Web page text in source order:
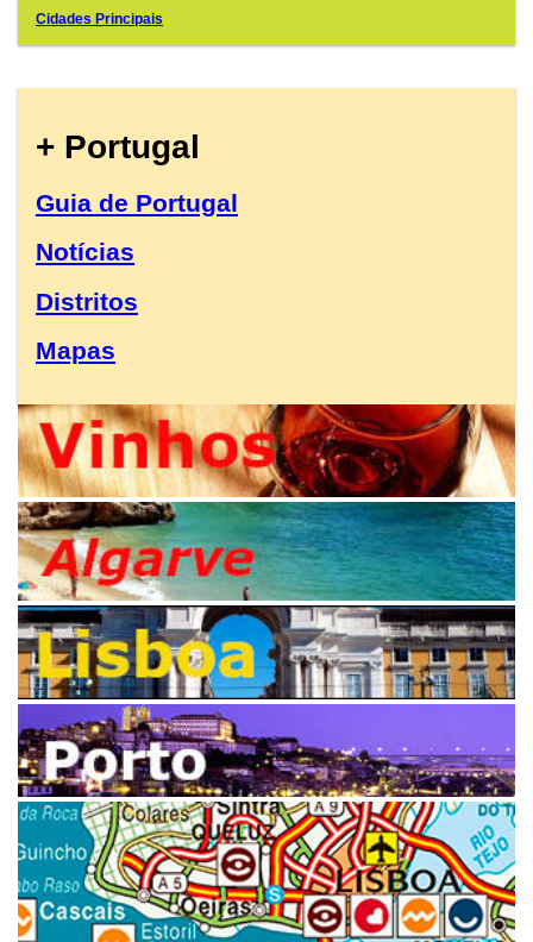
Cidades Principais
+ Portugal
Guia de Portugal
Notícias
Distritos
Mapas